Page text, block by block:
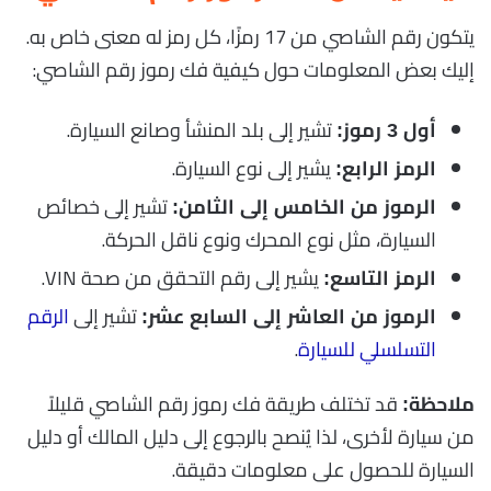
يتكون رقم الشاصي من 17 رمزًا، كل رمز له معنى خاص به.
إليك بعض المعلومات حول كيفية فك رموز رقم الشاصي:
أول 3 رموز: تشير إلى بلد المنشأ وصانع السيارة.
الرمز الرابع: يشير إلى نوع السيارة.
الرموز من الخامس إلى الثامن: تشير إلى خصائص
السيارة، مثل نوع المحرك ونوع ناقل الحركة.
الرمز التاسع: يشير إلى رقم التحقق من صحة VIN.
الرموز من العاشر إلى السابع عشر: تشير إلىالرقم
التسلسلي للسيارة.
ملاحظة: قد تختلف طريقة فك رموز رقم الشاصي قليلاً
من سيارة لأخرى، لذا يُنصح بالرجوع إلى دليل المالك أو دليل
السيارة للحصول على معلومات دقيقة.